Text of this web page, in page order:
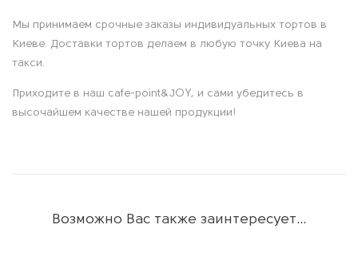
е
Мы принимаем срочные заказы индивидуальных тортов в
Киеве. Доставки тортов делаем в любую точку Киева на
такси.
Приходите в наш cafe-point&JOY, и сами убедитесь в
высочайшем качестве нашей продукции!
Возможно Вас также заинтересует…